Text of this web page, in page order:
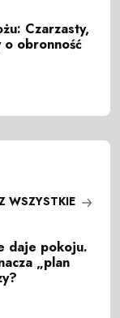
Czarzasty,
obronność
WSZYSTKIE
daje pokoju.
„plan